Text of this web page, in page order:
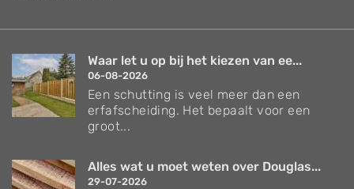
Waar let u op bij het kiezen van ee...
06-08-2026
Een schutting is veel meer dan een
erfafscheiding. Het bepaalt voor een
groot...
Alles wat u moet weten over Douglas...
29-07-2026